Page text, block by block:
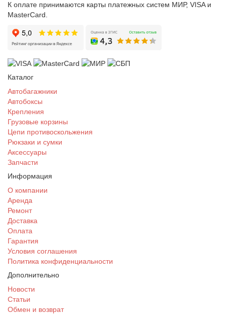
К оплате принимаются карты платежных систем МИР, VISA и
MasterCard.
Каталог
Автобагажники
Автобоксы
Крепления
Грузовые корзины
Цепи противоскольжения
Рюкзаки и сумки
Аксессуары
Запчасти
Информация
О компании
Аренда
Ремонт
Доставка
Оплата
Гарантия
Условия соглашения
Политика конфиденциальности
Дополнительно
Новости
Статьи
Обмен и возврат